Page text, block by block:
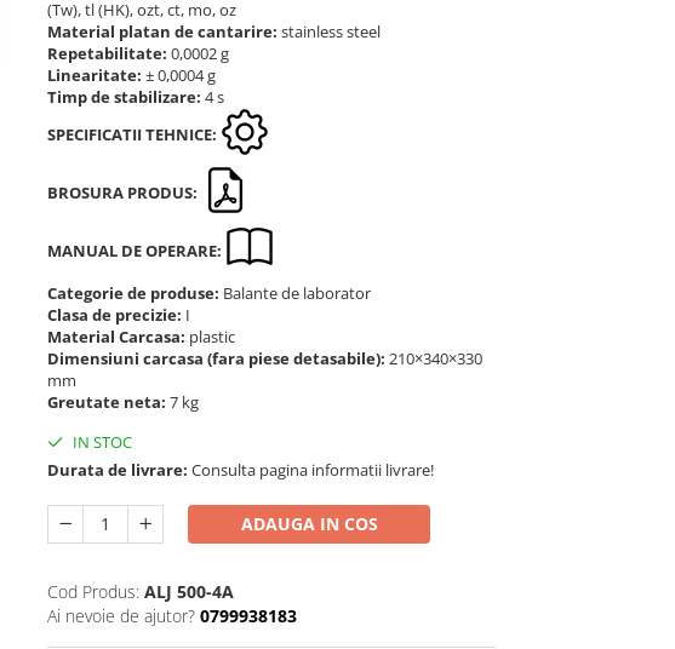
(Tw), tl (HK), ozt, ct, mo, oz
Material platan de cantarire: stainless steel
Repetabilitate: 0,0002 g
Linearitate: ± 0,0004 g
Timp de stabilizare: 4 s
SPECIFICATII TEHNICE:
BROSURA PRODUS:
MANUAL DE OPERARE:
Categorie de produse: Balante de laborator
Clasa de precizie: I
Material Carcasa: plastic
Dimensiuni carcasa (fara piese detasabile): 210×340×330
mm
Greutate neta: 7 kg
IN STOC
Durata de livrare: Consulta pagina informatii livrare!
ADAUGA IN COS
Cod Produs: ALJ 500-4A
Ai nevoie de ajutor? 0799938183